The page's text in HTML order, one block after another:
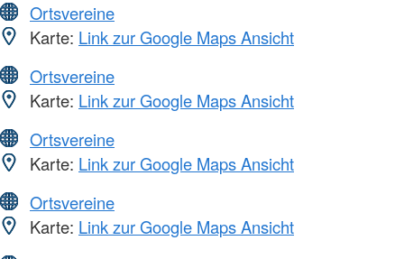
Ortsvereine
Karte: Link zur Google Maps Ansicht
Ortsvereine
Karte: Link zur Google Maps Ansicht
Ortsvereine
Karte: Link zur Google Maps Ansicht
Ortsvereine
Karte: Link zur Google Maps Ansicht